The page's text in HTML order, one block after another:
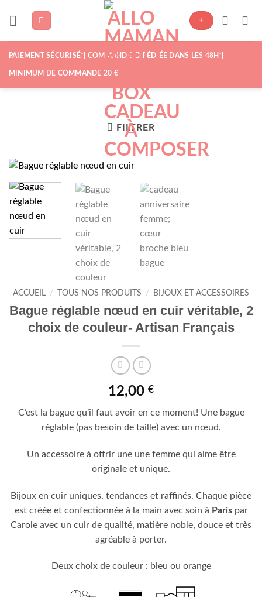
+
PAIEMENT SÉCURISÉ*| COMMANDE EXPÉDIÉE DANS LES 48H*|
MINIMUM DE COMMANDE 20 €
FILTRER
ACCUEIL / TOUS NOS PRODUITS / BIJOUX ET ACCESSOIRES
Bague réglable nœud en cuir véritable, 2
choix de couleur- Artisan Français
12,00 €
C’est la bague qu’il faut avoir en ce moment! Une bague
réglable (pas besoin de taille) avec un nœud.
Un accessoire à offrir une une femme qui aime être
originale et unique.
Bijoux en cuir uniques, tendances et raffinés. Chaque pièce
est créée et confectionnée à la main avec soin à Parispar
Carole avec un cuir de qualité, matière noble, douce et très
agréable à porter.
Deux choix de couleur : bleu ou orange